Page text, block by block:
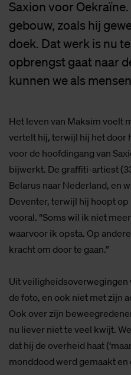
Saxion voor
gebouw, zoals hij
doek. Dat werk is nu
opbrengst gaat naar
kunnen we als
Het leven van Maksim voelt
vertelt hij, terwijl hij het door
voor de hoofdingang van
bijwerkt. De graffiti-artiest
Belarus naar Nederland, en
Deventer, terwijl hij hoopt
vooral. “Soms wil ik niet
waarvoor ik opsta. Op
kracht om door te gaan.”
Uit
de foto, en ook niet met zijn
Ook over zijn
nu liever niet te veel kwijt.
dat hij de overheid haat
monddood werd gemaakt